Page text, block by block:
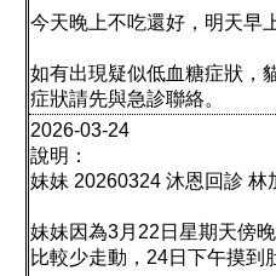
今天晚上不吃還好，明天早
如有出現疑似低血糖症狀，
症狀請先與急診聯絡。
2026-03-24
說明：
妹妹 20260324 沐恩回診 林
妹妹因為3月22日星期天傍
比較少走動，24日下午摸到